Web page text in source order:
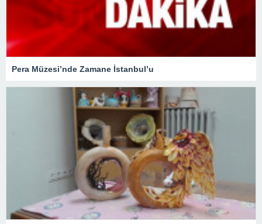
Pera Müzesi’nde Zamane İstanbul’u